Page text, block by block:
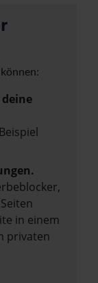
in einem
privaten